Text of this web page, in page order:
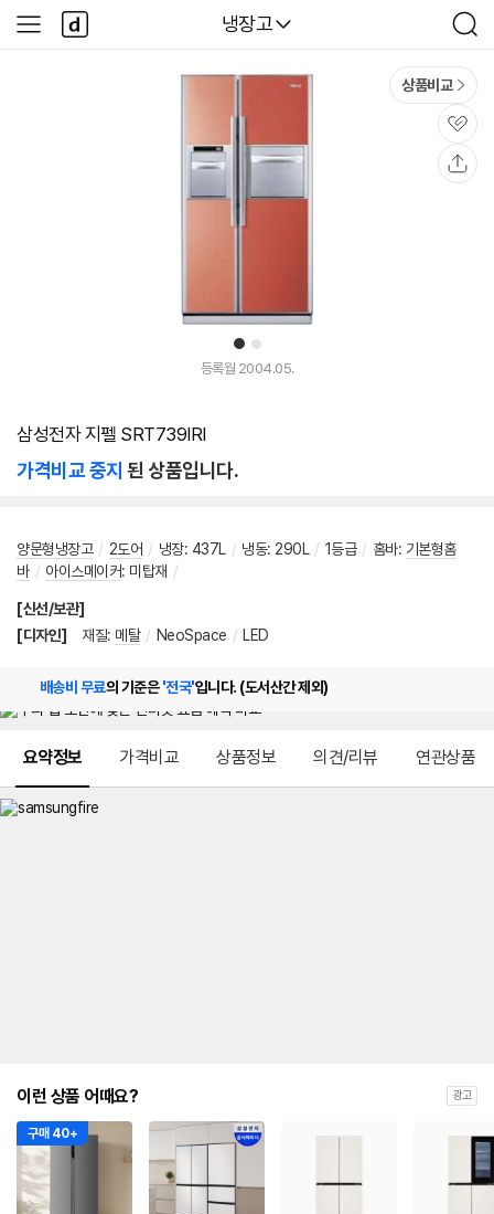
다나와
냉장고
검
색
사
이
다
나
와
1 2
상품비교
관
심
등록월 2004.05.
삼성전자 지펠 SRT739IRI
가격비교 중지 된 상품입니다.
양문형냉장고 / 2도어 / 냉장: 437L / 냉동: 290L / 1등급 / 홈바: 기본형홈
바 / 아이스메이커: 미탑재 /
[신선/보관]
[디자인]
재질: 메탈 / NeoSpace / LED
배송비 무료의 기준은'전국'입니다. (도서산간 제외)
요약정보 가격비교 상품정보 의견/리뷰 연관상품
이런 상품 어때요? 광고
구매 40+